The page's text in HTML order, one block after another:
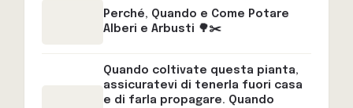
Perché, Quando e Come Potare
Alberi e Arbusti 🌳✂️
Quando coltivate questa pianta,
assicuratevi di tenerla fuori casa
e di farla propagare. Quando